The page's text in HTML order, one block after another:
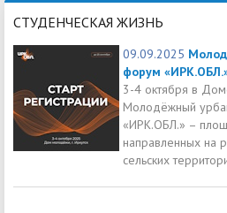
СТУДЕНЧЕСКАЯ ЖИЗНЬ
09.09.2025
форум
3-4 октября в
Молодёжный
«ИРК.ОБЛ.» –
направленных на
сельских